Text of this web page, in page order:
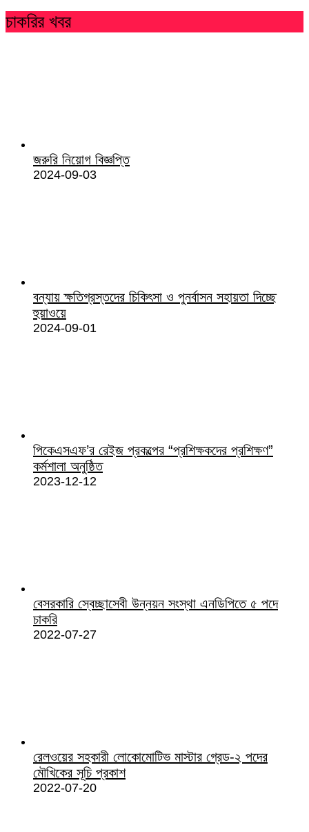
চাকরির খবর
জরুরি নিয়োগ বিজ্ঞপ্তি
2024-09-03
বন্যায় ক্ষতিগ্রস্তদের চিকিৎসা ও পুনর্বাসন সহায়তা দিচ্ছে
হুয়াওয়ে
2024-09-01
পিকেএসএফ’র রেইজ প্রকল্পের “প্রশিক্ষকদের প্রশিক্ষণ”
কর্মশালা অনুষ্ঠিত
2023-12-12
বেসরকারি স্বেচ্ছাসেবী উন্নয়ন সংস্থা এনডিপিতে ৫ পদে
চাকরি
2022-07-27
রেলওয়ের সহকারী লোকোমোটিভ মাস্টার গ্রেড-২ পদের
মৌখিকের সূচি প্রকাশ
2022-07-20